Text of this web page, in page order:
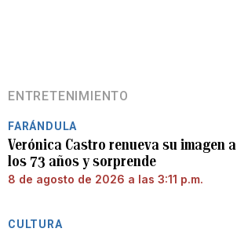
ENTRETENIMIENTO
FARÁNDULA
Verónica Castro renueva su imagen a
los 73 años y sorprende
8 de agosto de 2026 a las 3:11 p.m.
CULTURA